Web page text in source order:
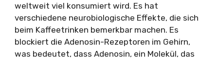
weltweit viel konsumiert wird. Es hat
verschiedene neurobiologische Effekte, die sich
beim Kaffeetrinken bemerkbar machen. Es
blockiert die Adenosin-Rezeptoren im Gehirn,
was bedeutet, dass Adenosin, ein Molekül, das